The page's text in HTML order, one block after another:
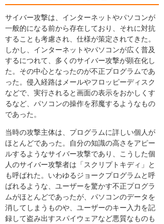
サイバー攻撃は、インターネットやパソコンが
一般的になる前から存在しており、それに対抗
することも考慮され、仕様が策定されてきた。
しかし、インターネットやパソコンが広く普及
するにつれて、多くのサイバー攻撃が顕在化し
た。その中心となったのが不正プログラムであ
った。侵入経路はメールやフロッピーディスク
などで、実行されると画面の表示をおかしくす
るなど、パソコンの操作を邪魔するようなもの
であった。
当時の攻撃主体は、プログラムに詳しい個人が
ほとんどであった。自分の知識の高さをアピー
ルするようなサイバー攻撃であり、こうした個
人のサイバー攻撃者は「スクリプトキディ」と
も呼ばれた。いわゆるジョークプログラムと呼
ばれるような、ユーザーを驚かす不正プログラ
ムがほとんどであったが、パソコンのデータを
消してしまうものや、ユーザーのキー入力を記
録して盗み出すスパイウェアなど悪質なものも